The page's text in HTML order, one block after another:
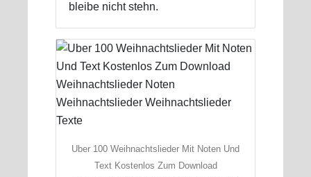
bleibe nicht stehn.
Uber 100 Weihnachtslieder Mit Noten Und
Text Kostenlos Zum Download